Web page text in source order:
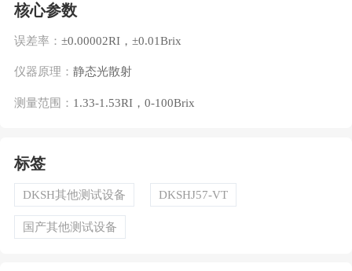
核心参数
误差率： ±0.00002RI，±0.01Brix
仪器原理： 静态光散射
测量范围： 1.33-1.53RI，0-100Brix
标签
DKSH其他测试设备 DKSHJ57-VT
国产其他测试设备